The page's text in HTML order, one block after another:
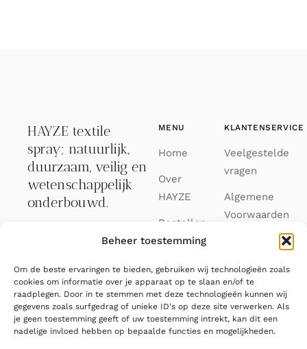
Beheer toestemming
Om de beste ervaringen te bieden, gebruiken wij technologieën zoals
cookies om informatie over je apparaat op te slaan en/of te
raadplegen. Door in te stemmen met deze technologieën kunnen wij
gegevens zoals surfgedrag of unieke ID's op deze site verwerken. Als
je geen toestemming geeft of uw toestemming intrekt, kan dit een
nadelige invloed hebben op bepaalde functies en mogelijkheden.
HAYZE textile
spray; natuurlijk,
duurzaam, veilig en
wetenschappelijk
onderbouwd.
033 88 82 688
info@hayze.eu
MENU
Home
Over
HAYZE
Bestellen
Journal
Contact
FAQ
KLANTENSERVICE
Veelgestelde
vragen
Algemene
Voorwaarden
Cookiebeleid
(EU)